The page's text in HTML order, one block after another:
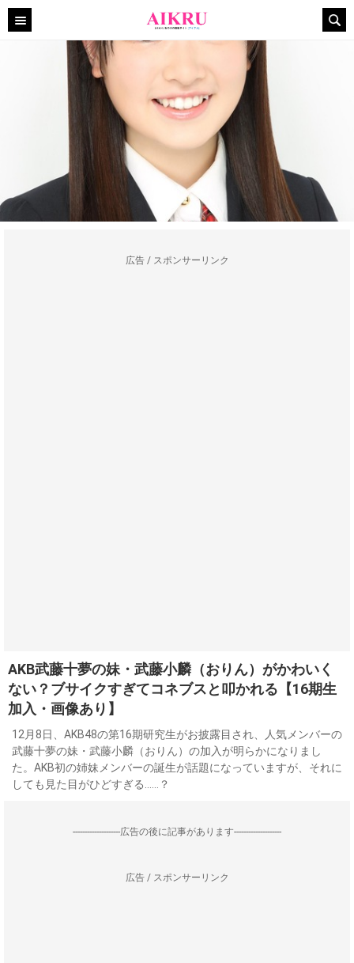
広告 / スポンサーリンク
AKB武藤十夢の妹・武藤小麟（おりん）がかわいく
ない？ブサイクすぎてコネブスと叩かれる【16期生
加入・画像あり】
12月8日、AKB48の第16期研究生がお披露目され、人気メンバーの
武藤十夢の妹・武藤小麟（おりん）の加入が明らかになりまし
た。AKB初の姉妹メンバーの誕生が話題になっていますが、それに
しても見た目がひどすぎる……？
--------------------広告の後に記事があります--------------------
広告 / スポンサーリンク